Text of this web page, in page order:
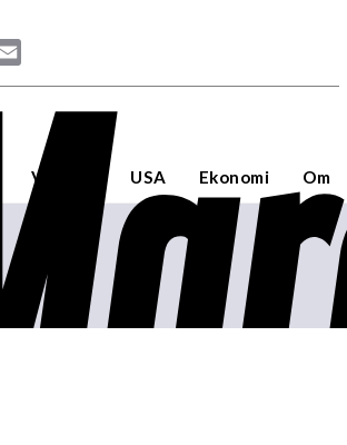
Världen USA Ekonomi Om